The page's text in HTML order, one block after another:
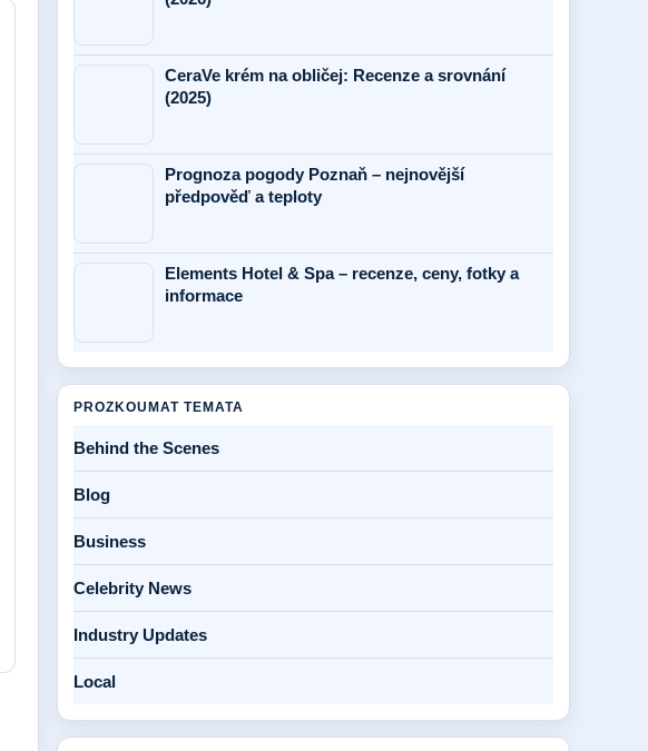
CeraVe krém na obličej: Recenze a srovnání
(2025)
Prognoza pogody Poznaň – nejnovější
předpověď a teploty
Elements Hotel & Spa – recenze, ceny, fotky a
informace
PROZKOUMAT TEMATA
Behind the Scenes
Blog
Business
Celebrity News
Industry Updates
Local